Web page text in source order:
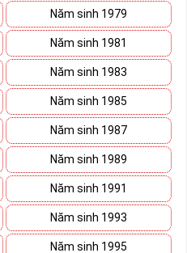
Năm sinh 1979
Năm sinh 1981
Năm sinh 1983
Năm sinh 1985
Năm sinh 1987
Năm sinh 1989
Năm sinh 1991
Năm sinh 1993
Năm sinh 1995